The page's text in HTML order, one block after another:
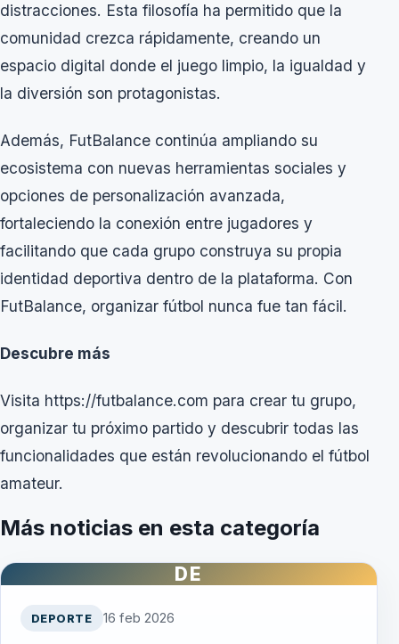
distracciones. Esta filosofía ha permitido que la
comunidad crezca rápidamente, creando un
espacio digital donde el juego limpio, la igualdad y
la diversión son protagonistas.
Además, FutBalance continúa ampliando su
ecosistema con nuevas herramientas sociales y
opciones de personalización avanzada,
fortaleciendo la conexión entre jugadores y
facilitando que cada grupo construya su propia
identidad deportiva dentro de la plataforma. Con
FutBalance, organizar fútbol nunca fue tan fácil.
Descubre más
Visita https://futbalance.com para crear tu grupo,
organizar tu próximo partido y descubrir todas las
funcionalidades que están revolucionando el fútbol
amateur.
Más noticias en esta categoría
DE
DEPORTE 16 feb 2026